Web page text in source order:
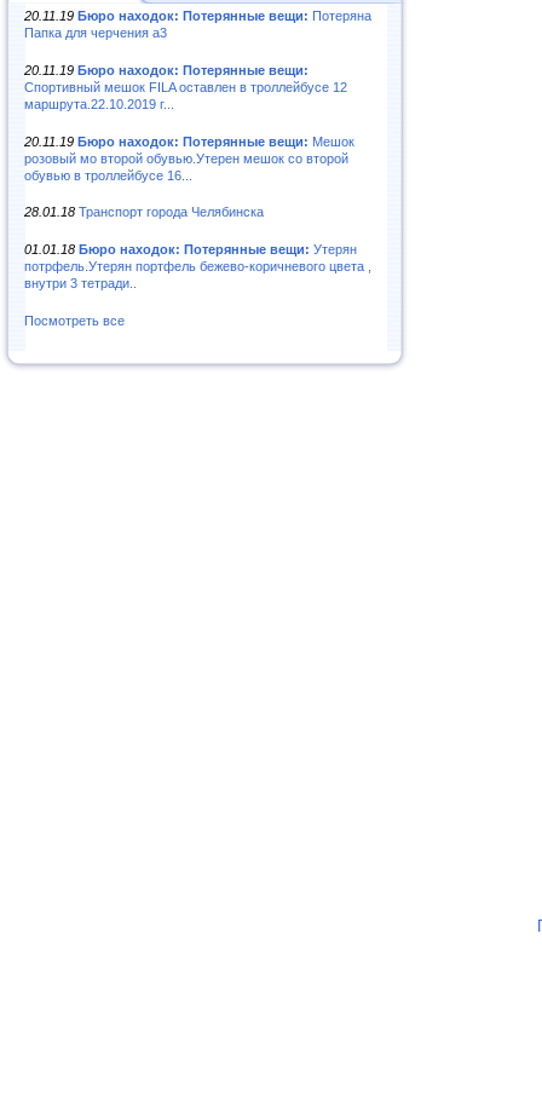
20.11.19 Бюро находок: Потерянные вещи: Потеряна
Папка для черчения а3
20.11.19 Бюро находок: Потерянные вещи:
Спортивный мешок FILA оставлен в троллейбусе 12
маршрута.22.10.2019 г...
20.11.19 Бюро находок: Потерянные вещи: Мешок
розовый мо второй обувью.Утерен мешок со второй
обувью в троллейбусе 16...
28.01.18 Транспорт города Челябинска
01.01.18 Бюро находок: Потерянные вещи: Утерян
потрфель.Утерян портфель бежево-коричневого цвета ,
внутри 3 тетради..
Посмотреть все